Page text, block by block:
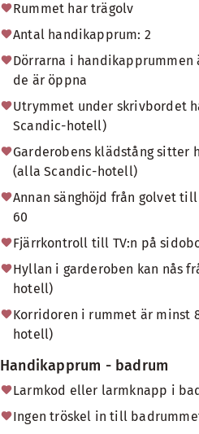
Rummet har trägolv
Antal handikapprum: 2
Dörrarna i
de är öppna
Utrymmet under skrivbordet
Scandic-hotell)
Garderobens klädstång sitter
(alla Scandic-hotell)
Annan sänghöjd från golvet
60
Fjärrkontroll till TV:n på
Hyllan i garderoben kan nås
hotell)
Korridoren i rummet är minst
hotell)
Handikapprum - badrum
Larmkod eller larmknapp i
Ingen tröskel in till